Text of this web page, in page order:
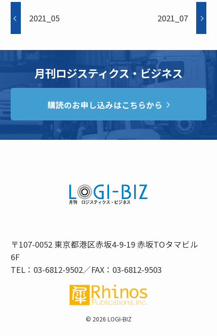
2021_05 2021_07
月刊ロジスティクス・ビジネス
購読のお申し込みはこちらから
〒107-0052 東京都港区赤坂4-9-19 赤坂TOタマビル
6F
TEL：03-6812-9502／FAX：03-6812-9503
© 2026 LOGI-BIZ